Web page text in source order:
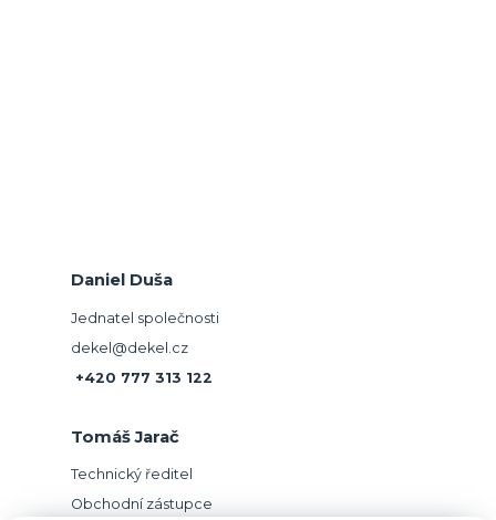
Daniel Duša
Jednatel společnosti
dekel@dekel.cz
+420 777 313 122
Tomáš Jarač
Technický ředitel
Obchodní zástupce